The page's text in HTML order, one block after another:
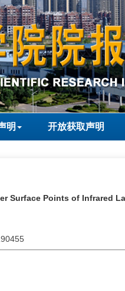
明 开放获取声明
Surface Points of Infrared